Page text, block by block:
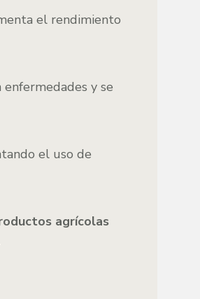
el rendimiento
y se
el uso de
agrícolas